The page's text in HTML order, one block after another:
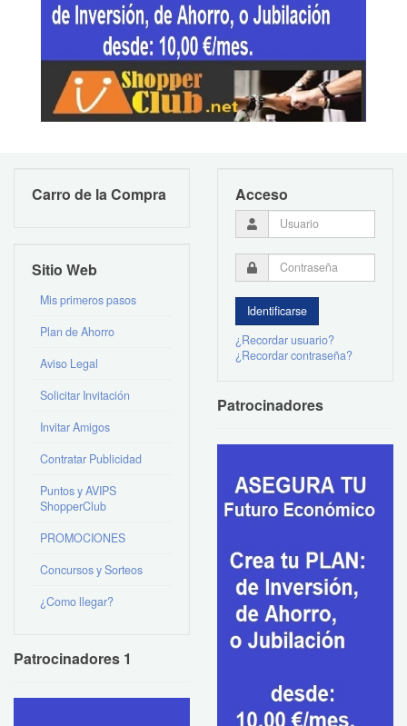
Carro de la Compra
Sitio Web
Mis primeros pasos
Plan de Ahorro
Aviso Legal
Solicitar Invitación
Invitar Amigos
Contratar Publicidad
Puntos y AVIPS
ShopperClub
PROMOCIONES
Concursos y Sorteos
¿Como llegar?
Patrocinadores 1
Acceso
Usuario
Contraseña
¿Recordar usuario?
¿Recordar contraseña?
Patrocinadores